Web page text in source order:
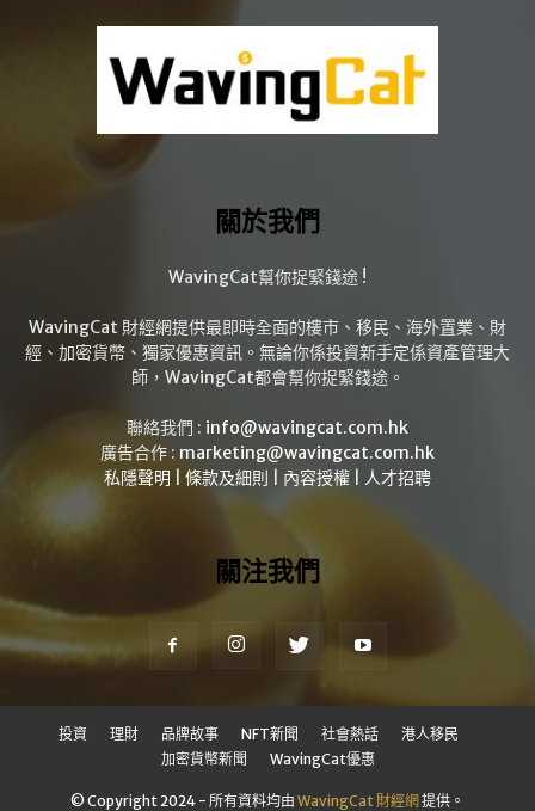
關於我們
WavingCat幫你捉緊錢途 !
WavingCat 財經網提供最即時全面的樓市、移民、海外置業、財
經、加密貨幣、獨家優惠資訊。無論你係投資新手定係資產管理大
師，WavingCat都會幫你捉緊錢途。
聯絡我們 : info@wavingcat.com.hk
廣告合作 : marketing@wavingcat.com.hk
私隱聲明
條款及細則 內容授權 人才招聘
關注我們
投資 理財 品牌故事 NFT新聞 社會熱話
港人移民
加密貨幣新聞
WavingCat優惠
© Copyright 2024 - 所有資料均由 WavingCat 財經網 提供。